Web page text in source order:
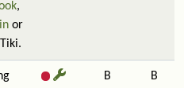
,
or
B B